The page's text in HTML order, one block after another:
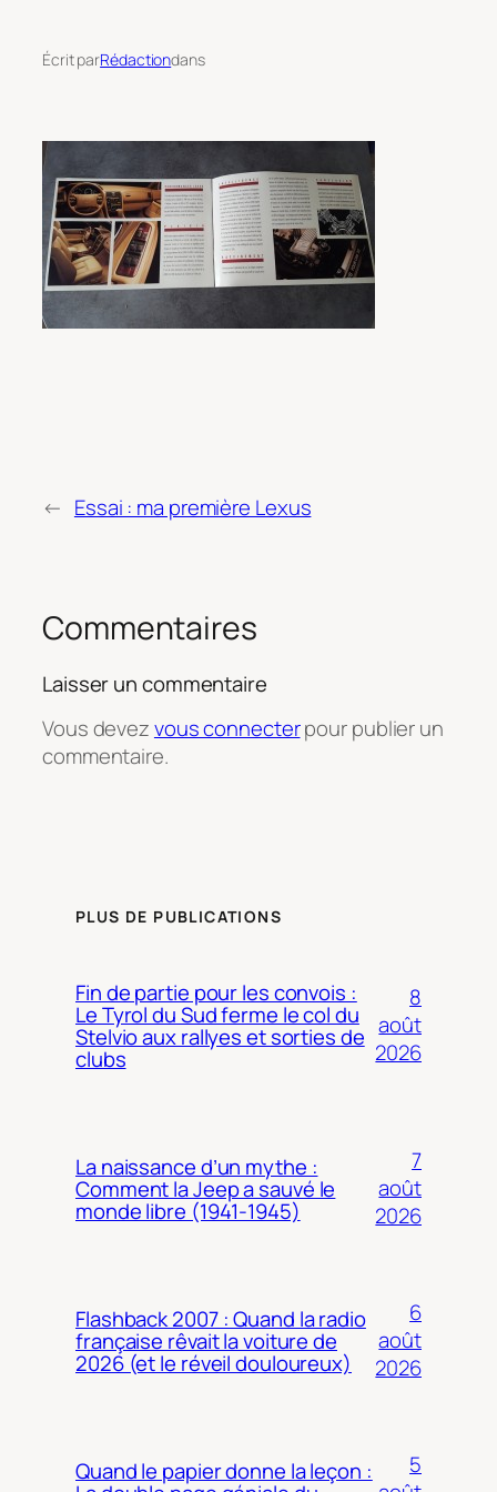
Écrit parRédactiondans
← Essai : ma première Lexus
Commentaires
Laisser un commentaire
Vous devezvous connecterpour publier un
commentaire.
PLUS DE PUBLICATIONS
Fin de partie pour les convois :
Le Tyrol du Sud ferme le col du
Stelvio aux rallyes et sorties de
clubs
8
août
2026
La naissance d’un mythe :
Comment la Jeep a sauvé le
monde libre (1941-1945)
7
août
2026
Flashback 2007 : Quand la radio
française rêvait la voiture de
2026 (et le réveil douloureux)
6
août
2026
Quand le papier donne la leçon :
5